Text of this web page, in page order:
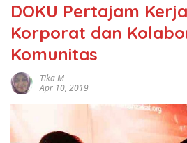
DOKU Pertajam
Korporat dan
Komunitas
Tika M
Apr 10, 2019